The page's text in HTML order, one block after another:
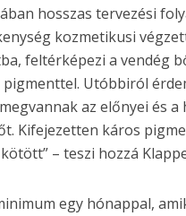
hosszas tervezési
kozmetikusi
feltérképezi a vendég
Utóbbiról
az előnyei és
Kifejezetten káros
– teszi hozzá
egy hónappal,